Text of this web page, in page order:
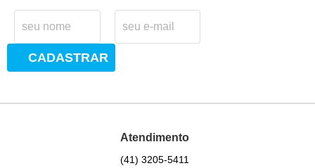
CADASTRAR
Atendimento
(41) 3205-5411